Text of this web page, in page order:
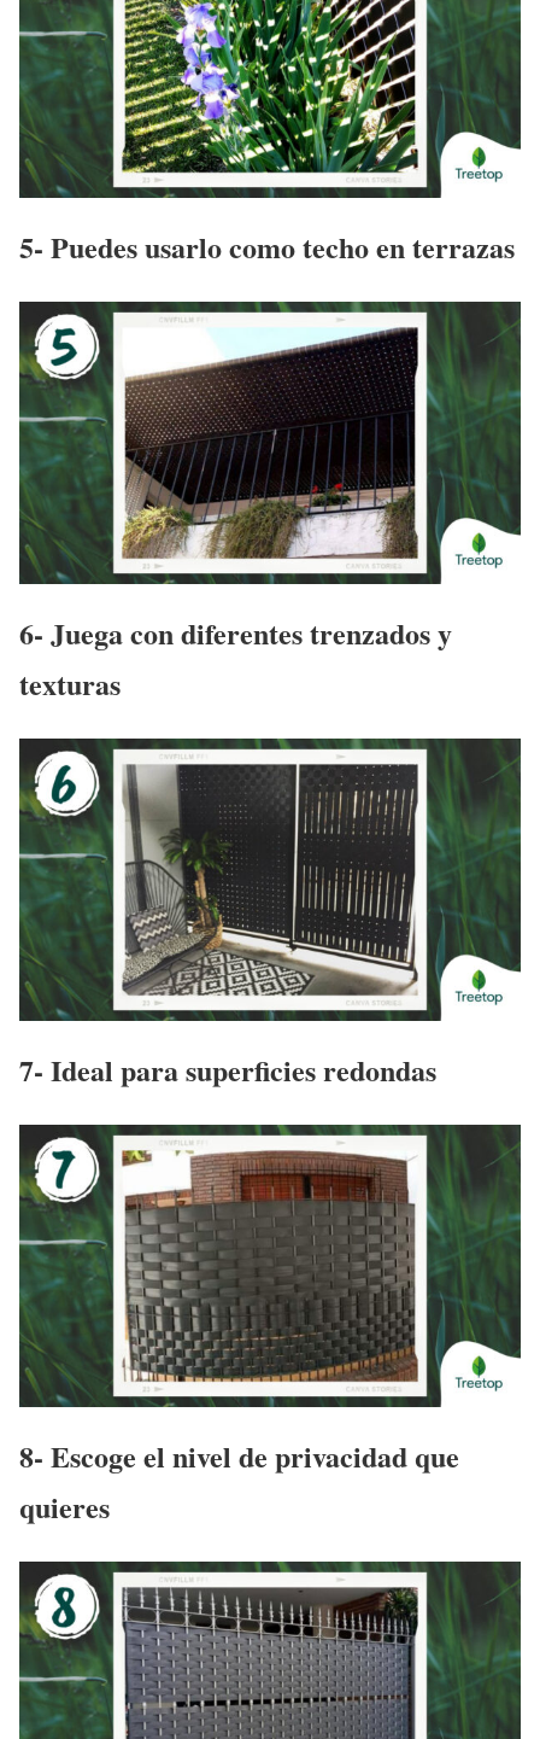
5- Puedes usarlo como techo en terrazas
6- Juega con diferentes trenzados y
texturas
7- Ideal para superficies redondas
8- Escoge el nivel de privacidad que
quieres